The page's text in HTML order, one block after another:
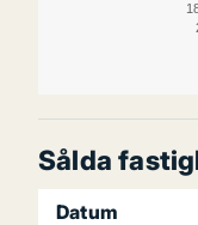
Sålda
Datum